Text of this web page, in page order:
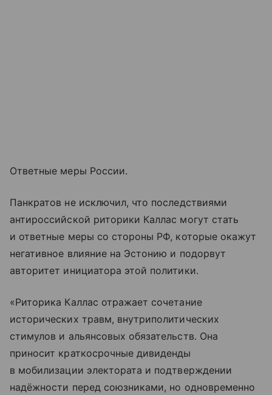
Ответные меры России.
Панкратов не исключил, что последствиями
антироссийской риторики Каллас могут стать
и ответные меры со стороны РФ, которые окажут
негативное влияние на Эстонию и подорвут
авторитет инициатора этой политики.
«Риторика Каллас отражает сочетание
исторических травм, внутриполитических
стимулов и альянсовых обязательств. Она
приносит краткосрочные дивиденды
в мобилизации электората и подтверждении
надёжности перед союзниками, но одновременно